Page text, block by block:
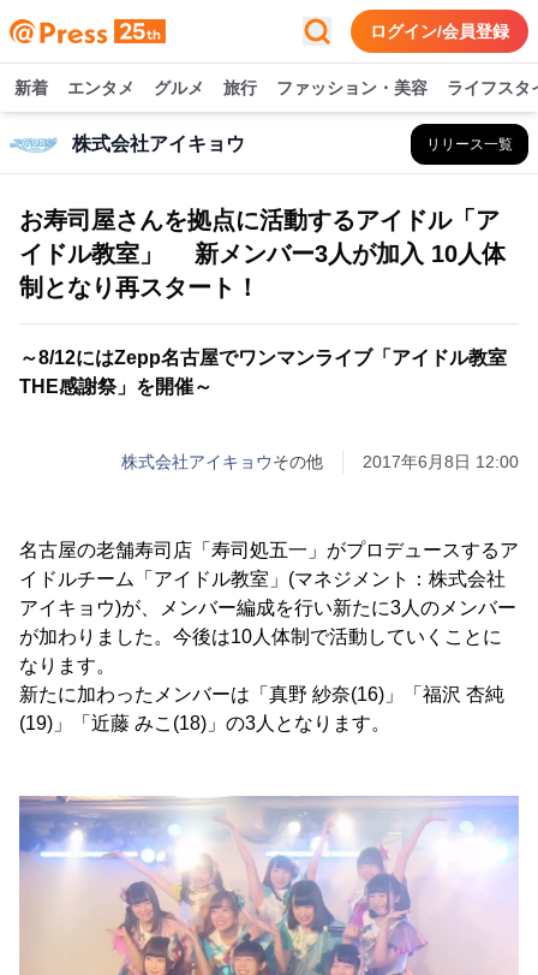
ログイン/会員登録
新着 エンタメ グルメ 旅行 ファッション・美容 ライフスタ
株式会社アイキョウ リリース一覧
お寿司屋さんを拠点に活動するアイドル「ア
イドル教室」 新メンバー3人が加入 10人体
制となり再スタート！
～8/12にはZepp名古屋でワンマンライブ「アイドル教室
THE感謝祭」を開催～
株式会社アイキョウその他 2017年6月8日 12:00
名古屋の老舗寿司店「寿司処五一」がプロデュースするア
イドルチーム「アイドル教室」(マネジメント：株式会社
アイキョウ)が、メンバー編成を行い新たに3人のメンバー
が加わりました。今後は10人体制で活動していくことに
なります。
新たに加わったメンバーは「真野 紗奈(16)」「福沢 杏純
(19)」「近藤 みこ(18)」の3人となります。